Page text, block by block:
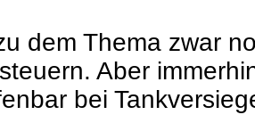
dem Thema zwar
Aber
bei